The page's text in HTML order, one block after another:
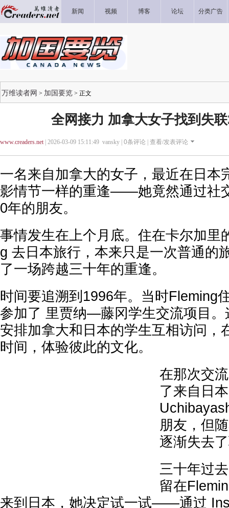
新闻 视频 博客 论坛 分类广告
万维读者网 > 加国要览 > 正文
全网接力 加拿大女子找到失
www.creaders.net| 2026-03-09 15:11:49 vansky | 0条评论 | 查看/发表评论
一名来自加拿大的女子，最近在日本
影情节一样的重逢——她竟然通过社
0年的朋友。
事情发生在上个月底。住在卡尔加里
g 去日本旅行，本来只是一次普通的
了一场跨越三十年的重逢。
时间要追溯到1996年。当时Fleming
参加了 里贾纳—藤冈学生交流项目。
安排加拿大和日本的学生互相访问，
时间，体验彼此的文化。
在那次交
了来自日
朋友，但
逐渐失去
三十年过
留在
来到日本，她决定试一试——通过